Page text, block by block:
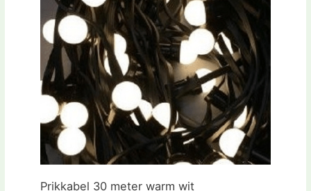
Prikkabel 30 meter warm wit